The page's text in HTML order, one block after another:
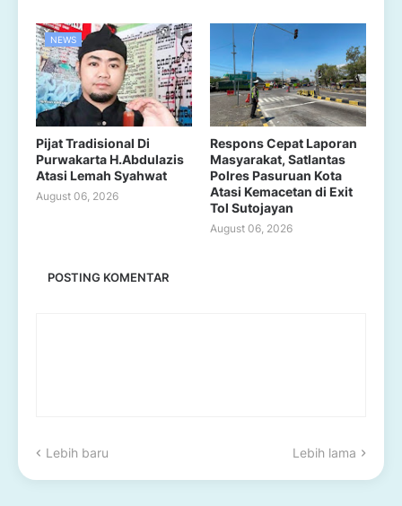
NEWS
Pijat Tradisional Di
Purwakarta H.Abdulazis
Atasi Lemah Syahwat
August 06, 2026
Respons Cepat Laporan
Masyarakat, Satlantas
Polres Pasuruan Kota
Atasi Kemacetan di Exit
Tol Sutojayan
August 06, 2026
POSTING KOMENTAR
Lebih baru Lebih lama